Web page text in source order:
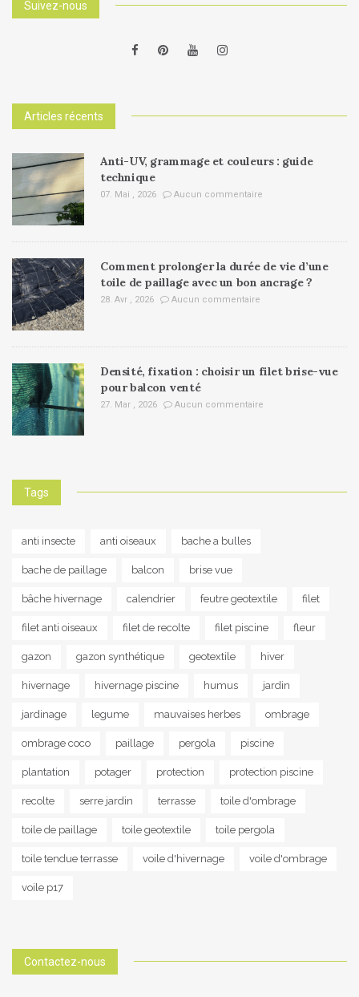
Suivez-nous
Articles récents
Anti-UV, grammage et couleurs : guide
technique
07. Mai , 2026 Aucun commentaire
Comment prolonger la durée de vie d’une
toile de paillage avec un bon ancrage ?
28. Avr , 2026 Aucun commentaire
Densité, fixation : choisir un filet brise-vue
pour balcon venté
27. Mar , 2026 Aucun commentaire
Tags
anti insecte anti oiseaux bache a bulles
bache de paillage balcon brise vue
bâche hivernage calendrier feutre geotextile filet
filet anti oiseaux filet de recolte filet piscine fleur
gazon gazon synthétique geotextile hiver
hivernage hivernage piscine humus jardin
jardinage legume mauvaises herbes ombrage
ombrage coco paillage pergola piscine
plantation potager protection protection piscine
recolte serre jardin terrasse toile d'ombrage
toile de paillage toile geotextile toile pergola
toile tendue terrasse voile d'hivernage voile d'ombrage
voile p17
Contactez-nous